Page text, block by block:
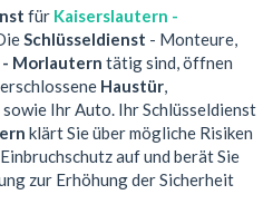
für Kaiserslautern -
Schlüsseldienst - Monteure,
Morlautern tätig sind, öffnen
Haustür,
sowie Ihr Auto. Ihr Schlüsseldienst
klärt Sie über mögliche Risiken
auf und berät Sie
zur Erhöhung der Sicherheit